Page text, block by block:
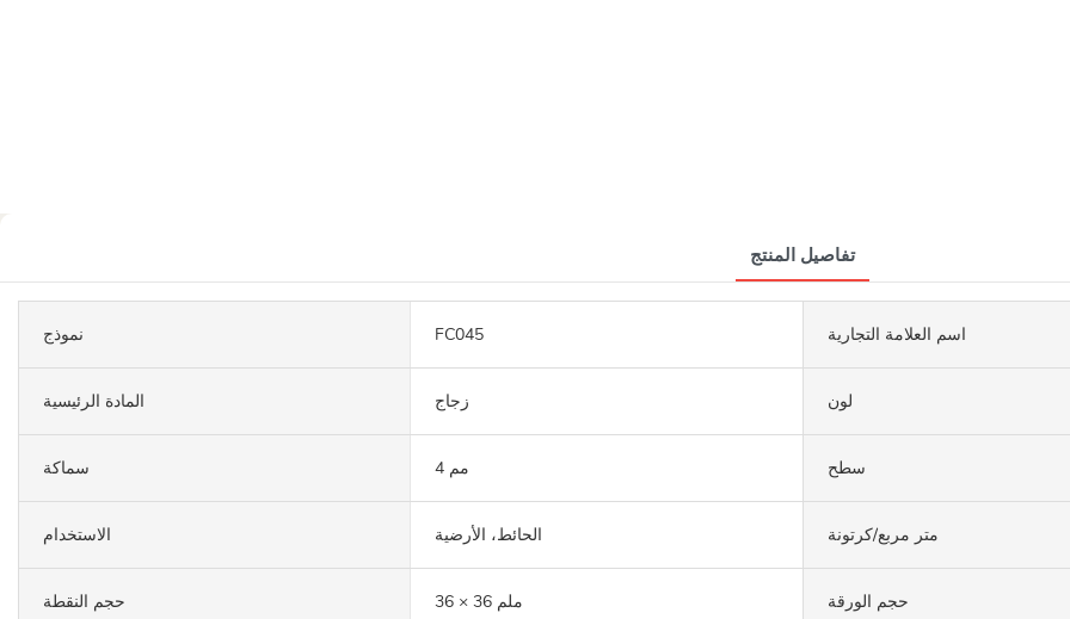
تفاصيل المنتج
نموذج FC045 اسم العلامة التجارية
المادة الرئيسية زجاج لون
سماكة 4 مم سطح
الاستخدام الحائط، الأرضية متر مربع/كرتونة
حجم النقطة 36 × 36 ملم حجم الورقة